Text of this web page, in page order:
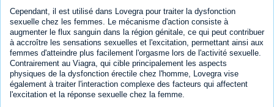
Cependant, il est utilisé dans Lovegra pour traiter la dysfonction
sexuelle chez les femmes. Le mécanisme d'action consiste à
augmenter le flux sanguin dans la région génitale, ce qui peut contribuer
à accroître les sensations sexuelles et l'excitation, permettant ainsi aux
femmes d'atteindre plus facilement l'orgasme lors de l'activité sexuelle.
Contrairement au Viagra, qui cible principalement les aspects
physiques de la dysfonction érectile chez l'homme, Lovegra vise
également à traiter l'interaction complexe des facteurs qui affectent
l'excitation et la réponse sexuelle chez la femme.